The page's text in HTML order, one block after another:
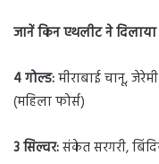
जानें किन एथलीट ने
4 गोल्ड:मीराबाई चानू,
(महिला फोर्स)
3 सिल्वर:संकेत सरगरी,